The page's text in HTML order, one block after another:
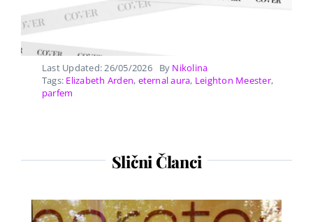
Last Updated: 26/05/2026 By Nikolina
Tags: Elizabeth Arden, eternal aura, Leighton Meester,
parfem
Slični Članci